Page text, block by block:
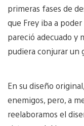
primeras fases de
que Frey iba a
pareció adecuado y
pudiera conjurar un
En su diseño
enemigos, pero, a
reelaboramos el